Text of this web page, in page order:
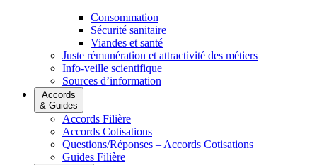
Consommation
Sécurité sanitaire
Viandes et santé
Juste rémunération et attractivité des métiers
Info-veille scientifique
Sources d’information
Accords
& Guides
Accords Filière
Accords Cotisations
Questions/Réponses – Accords Cotisations
Guides Filière